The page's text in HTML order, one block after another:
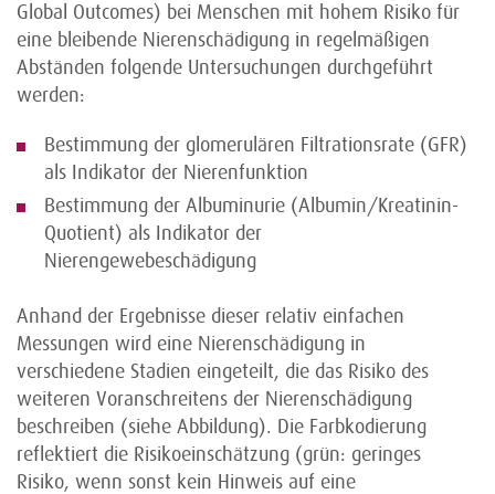
Global Outcomes) bei Menschen mit hohem Risiko für
eine bleibende Nierenschädigung in regelmäßigen
Abständen folgende Untersuchungen durchgeführt
werden:
Bestimmung der glomerulären Filtrationsrate (GFR)
als Indikator der Nierenfunktion
Bestimmung der Albuminurie (Albumin/Kreatinin-
Quotient) als Indikator der
Nierengewebeschädigung
Anhand der Ergebnisse dieser relativ einfachen
Messungen wird eine Nierenschädigung in
verschiedene Stadien eingeteilt, die das Risiko des
weiteren Voranschreitens der Nierenschädigung
beschreiben (siehe Abbildung). Die Farbkodierung
reflektiert die Risikoeinschätzung (grün: geringes
Risiko, wenn sonst kein Hinweis auf eine